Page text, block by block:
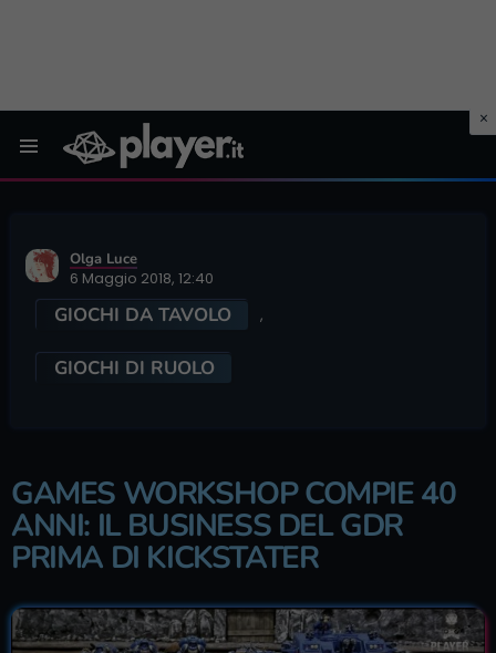
Olga Luce
6 Maggio 2018, 12:40
GIOCHI DA TAVOLO ,
GIOCHI DI RUOLO
GAMES WORKSHOP COMPIE 40
ANNI: IL BUSINESS DEL GDR
PRIMA DI KICKSTATER